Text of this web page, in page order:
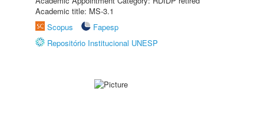
Academic title: MS-3.1
Scopus
Fapesp
Repositório Institucional UNESP